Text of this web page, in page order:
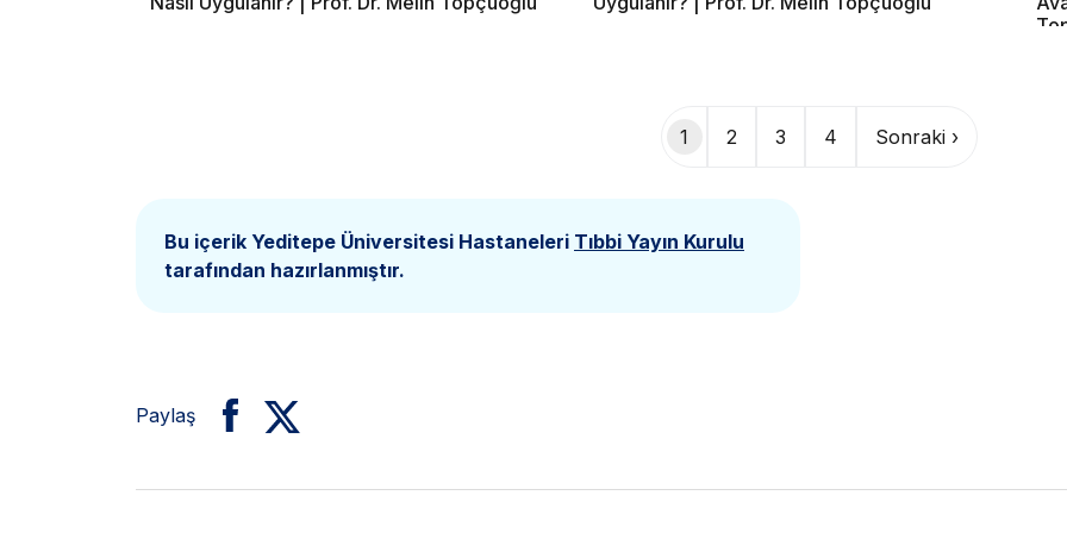
1 2 3 4 Sonraki ›
Bu içerik Yeditepe Üniversitesi Hastaneleri Tıbbi Yayın Kurulu
tarafından hazırlanmıştır.
Paylaş